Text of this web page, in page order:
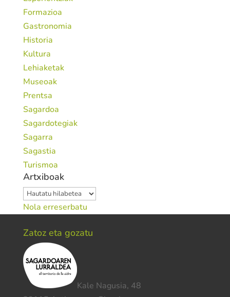
Formazioa
Gastronomia
Historia
Kultura
Lehiaketak
Museoak
Prentsa
Sagardoa
Sagardotegiak
Sagarra
Sagastia
Turismoa
Artxiboak
Artxiboak
Nola erreserbatu
Zatoz eta gozatu
Kale Nagusia, 48